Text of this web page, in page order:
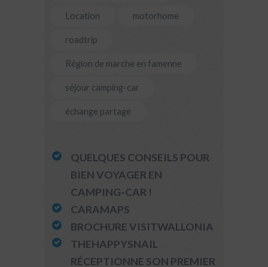
Location motorhome
roadtrip
Région de marche en famenne
séjour camping-car
échange partage
QUELQUES CONSEILS POUR
BIEN VOYAGER EN
CAMPING-CAR !
CARAMAPS
BROCHURE VISITWALLONIA
THEHAPPYSNAIL
RÉCEPTIONNE SON PREMIER